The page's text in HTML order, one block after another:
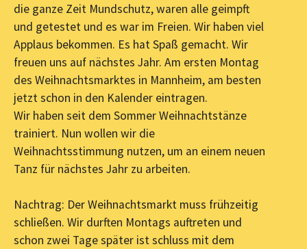
die ganze Zeit Mundschutz, waren alle geimpft
und getestet und es war im Freien. Wir haben viel
Applaus bekommen. Es hat Spaß gemacht. Wir
freuen uns auf nächstes Jahr. Am ersten Montag
des Weihnachtsmarktes in Mannheim, am besten
jetzt schon in den Kalender eintragen.
Wir haben seit dem Sommer Weihnachtstänze
trainiert. Nun wollen wir die
Weihnachtsstimmung nutzen, um an einem neuen
Tanz für nächstes Jahr zu arbeiten.
Nachtrag: Der Weihnachtsmarkt muss frühzeitig
schließen. Wir durften Montags auftreten und
schon zwei Tage später ist schluss mit dem